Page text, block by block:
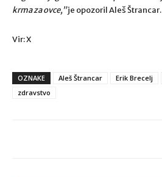
krma za ovce,”je opozoril Aleš Štrancar.
Vir: X
OZNAKE Aleš Štrancar Erik Brecelj
zdravstvo